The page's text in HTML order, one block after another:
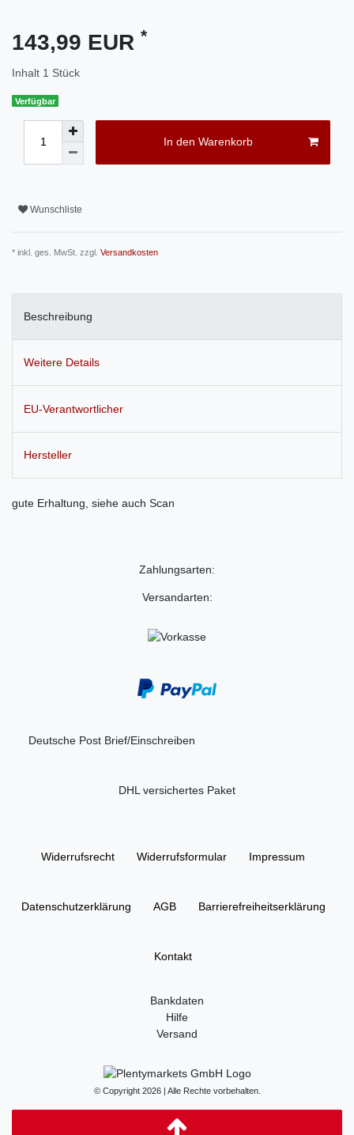
143,99 EUR *
Inhalt 1 Stück
Verfügbar
In den Warenkorb
Wunschliste
* inkl. ges. MwSt. zzgl. Versandkosten
Beschreibung
Weitere Details
EU-Verantwortlicher
Hersteller
gute Erhaltung, siehe auch Scan
Zahlungsarten:
Versandarten:
Deutsche Post Brief/Einschreiben
DHL versichertes Paket
Widerrufs­recht Widerrufs­formular Impressum
Daten­schutz­erklärung AGB Barrierefreiheitserklärung
Kontakt
Bankdaten
Hilfe
Versand
© Copyright 2026 | Alle Rechte vorbehalten.